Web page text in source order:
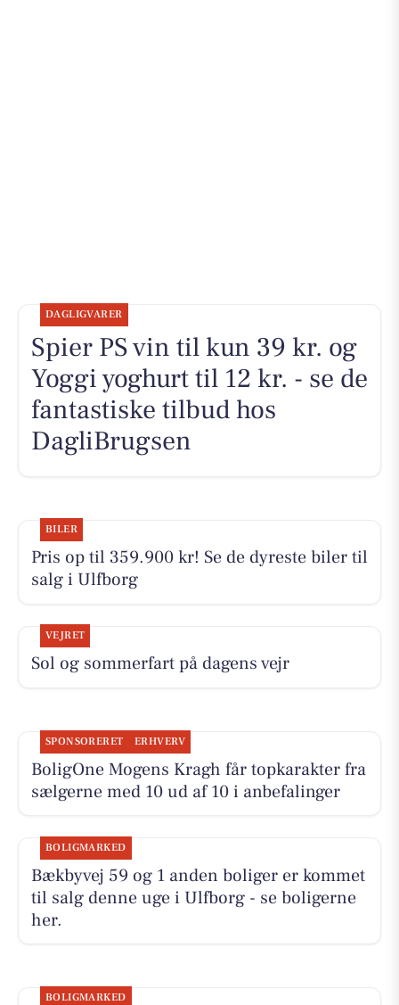
DAGLIGVARER
Spier PS vin til kun 39 kr. og
Yoggi yoghurt til 12 kr. - se de
fantastiske tilbud hos
DagliBrugsen
BILER
Pris op til 359.900 kr! Se de dyreste biler til
salg i Ulfborg
VEJRET
Sol og sommerfart på dagens vejr
SPONSORERET ERHVERV
BoligOne Mogens Kragh får topkarakter fra
sælgerne med 10 ud af 10 i anbefalinger
BOLIGMARKED
Bækbyvej 59 og 1 anden boliger er kommet
til salg denne uge i Ulfborg - se boligerne
her.
BOLIGMARKED